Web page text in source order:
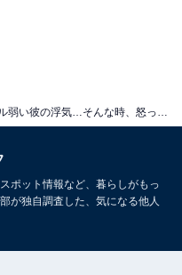
ポット情報など、暮らしがもっ
が独自調査した、気になる他人